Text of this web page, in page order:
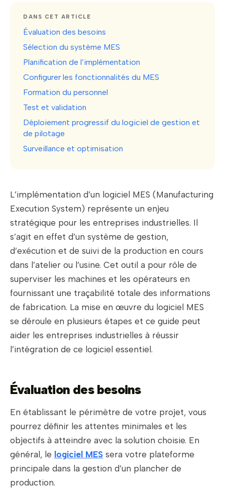
DANS CET ARTICLE
Évaluation des besoins
Sélection du système MES
Planification de l’implémentation
Configurer les fonctionnalités du MES
Formation du personnel
Test et validation
Déploiement progressif du logiciel de gestion et
de pilotage
Surveillance et optimisation
L’implémentation d’un logiciel MES (Manufacturing
Execution System) représente un enjeu
stratégique pour les entreprises industrielles. Il
s’agit en effet d’un système de gestion,
d’exécution et de suivi de la production en cours
dans l’atelier ou l’usine. Cet outil a pour rôle de
superviser les machines et les opérateurs en
fournissant une traçabilité totale des informations
de fabrication. La mise en œuvre du logiciel MES
se déroule en plusieurs étapes et ce guide peut
aider les entreprises industrielles à réussir
l’intégration de ce logiciel essentiel.
Évaluation des besoins
En établissant le périmètre de votre projet, vous
pourrez définir les attentes minimales et les
objectifs à atteindre avec la solution choisie. En
général, le logiciel MES sera votre plateforme
principale dans la gestion d’un plancher de
production.